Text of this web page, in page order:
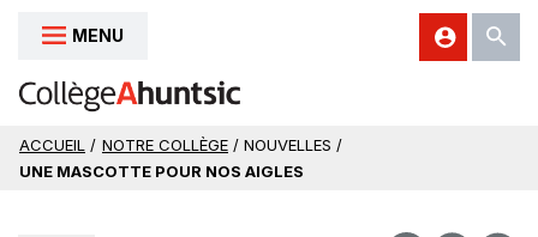
Aller au contenu
MENU
ACCUEIL / NOTRE COLLÈGE / NOUVELLES /
UNE MASCOTTE POUR NOS AIGLES